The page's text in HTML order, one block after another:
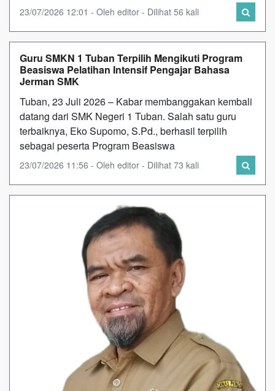
23/07/2026 12:01 - Oleh editor - Dilihat 56 kali
Guru SMKN 1 Tuban Terpilih Mengikuti Program
Beasiswa Pelatihan Intensif Pengajar Bahasa
Jerman SMK
Tuban, 23 Juli 2026 – Kabar membanggakan kembali
datang dari SMK Negeri 1 Tuban. Salah satu guru
terbaiknya, Eko Supomo, S.Pd., berhasil terpilih
sebagai peserta Program Beasiswa
23/07/2026 11:56 - Oleh editor - Dilihat 73 kali